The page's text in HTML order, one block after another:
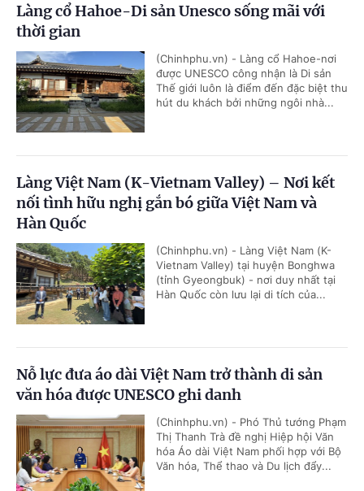
Làng cổ Hahoe-Di sản Unesco sống mãi với
thời gian
(Chinhphu.vn) - Làng cổ Hahoe-nơi
được UNESCO công nhận là Di sản
Thế giới luôn là điểm đến đặc biệt thu
hút du khách bởi những ngôi nhà...
Làng Việt Nam (K-Vietnam Valley) – Nơi kết
nối tình hữu nghị gắn bó giữa Việt Nam và
Hàn Quốc
(Chinhphu.vn) - Làng Việt Nam (K-
Vietnam Valley) tại huyện Bonghwa
(tỉnh Gyeongbuk) - nơi duy nhất tại
Hàn Quốc còn lưu lại di tích của...
Nỗ lực đưa áo dài Việt Nam trở thành di sản
văn hóa được UNESCO ghi danh
(Chinhphu.vn) - Phó Thủ tướng Phạm
Thị Thanh Trà đề nghị Hiệp hội Văn
hóa Áo dài Việt Nam phối hợp với Bộ
Văn hóa, Thể thao và Du lịch đẩy...